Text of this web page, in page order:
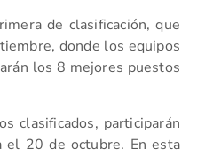
de clasificación, que
donde los equipos
los 8 mejores puestos
clasificados, participarán
el 20 de octubre. En esta